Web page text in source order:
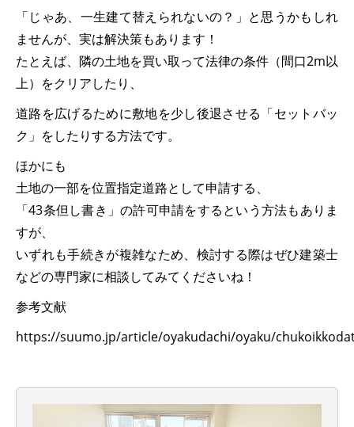
「じゃあ、一生建て替えられないの？」と思うかもしれ
ませんが、実は解決策もあります！
たとえば、隣の土地を買い取って法律の条件（間口2m以
上）をクリアしたり、
道路を広げるために敷地を少し後退させる「セットバッ
ク」をしたりする方法です。
ほかにも
土地の一部を位置指定道路として申請する、
「43条但し書き」の許可申請をするという方法もありま
すが、
いずれも手続きが複雑なため、検討する際はぜひ建築士
などの専門家に相談してみてくださいね！
参考文献
https://suumo.jp/article/oyakudachi/oyaku/